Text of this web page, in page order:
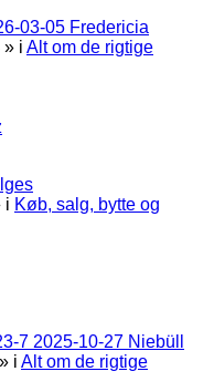
03-05 Fredericia
» i Alt om de rigtige
i Køb, salg, bytte og
7 2025-10-27 Niebüll
» i Alt om de rigtige